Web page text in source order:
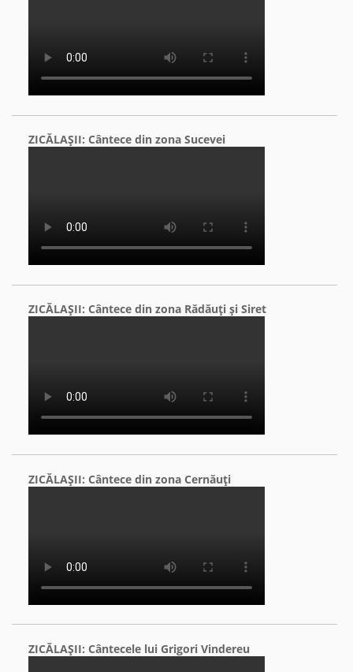
ZICĂLAŞII: Cântece din zona Sucevei
ZICĂLAŞII: Cântece din zona Rădăuţi şi Siret
ZICĂLAŞII: Cântece din zona Cernăuţi
ZICĂLAŞII: Cântecele lui Grigori Vindereu